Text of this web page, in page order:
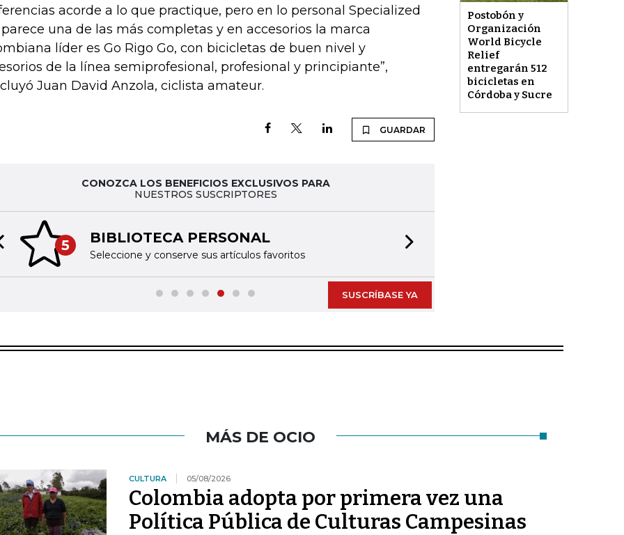
Postobón y
Organización
World Bicycle
Relief
entregarán 512
bicicletas en
Córdoba y Sucre
acorde a lo que practique, pero en lo personal Specialized
una de las más completas y en accesorios la marca
líder es Go Rigo Go, con bicicletas de buen nivel y
de la línea semiprofesional, profesional y principiante”,
Juan David Anzola, ciclista amateur.
GUARDAR
CONOZCA LOS BENEFICIOS EXCLUSIVOS PARA
NUESTROS SUSCRIPTORES
5 BIBLIOTECA PERSONAL
Seleccione y conserve sus artículos favoritos
slide
SUSCRÍBASE YA
MÁS DE OCIO
CULTURA 05/08/2026
Colombia adopta por primera vez una
Política Pública de Culturas Campesinas